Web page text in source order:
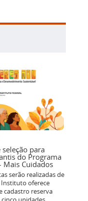
seleção para
do Programa
Mais Cuidados
serão realizadas de
Instituto oferece
cadastro reserva